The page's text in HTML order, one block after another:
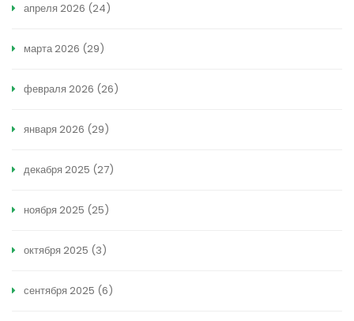
апреля 2026 (24)
марта 2026 (29)
февраля 2026 (26)
января 2026 (29)
декабря 2025 (27)
ноября 2025 (25)
октября 2025 (3)
сентября 2025 (6)